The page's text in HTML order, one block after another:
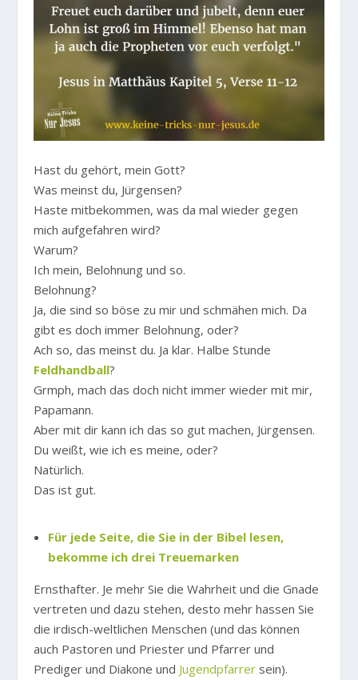
Hast du gehört, mein Gott?
Was meinst du, Jürgensen?
Haste mitbekommen, was da mal wieder gegen
mich aufgefahren wird?
Warum?
Ich mein, Belohnung und so.
Belohnung?
Ja, die sind so böse zu mir und schmähen mich. Da
gibt es doch immer Belohnung, oder?
Ach so, das meinst du. Ja klar. Halbe Stunde
Feldhandball?
Grmph, mach das doch nicht immer wieder mit mir,
Papamann.
Aber mit dir kann ich das so gut machen, Jürgensen.
Du weißt, wie ich es meine, oder?
Natürlich.
Das ist gut.
Für jede Seite, die Sie in der Bibel lesen,
bekomme ich drei Treuemarken
Ernsthafter. Je mehr Sie die Wahrheit und die Gnade
vertreten und dazu stehen, desto mehr hassen Sie
die irdisch-weltlichen Menschen (und das können
auch Pastoren und Priester und Pfarrer und
Prediger und Diakone und Jugendpfarrer sein).